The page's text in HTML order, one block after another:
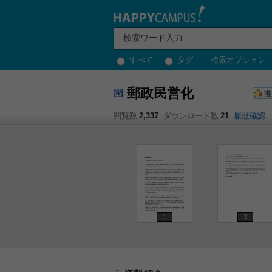
すべて タグ 検索オプション
郵政民営化
閲覧数 2,337 ダウンロード数 21 履歴確認
1 2